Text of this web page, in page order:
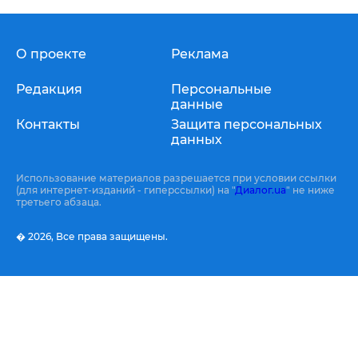
О проекте
Редакция
Контакты
Реклама
Персональные
данные
Защита персональных
данных
Использование материалов разрешается при условии ссылки
(для интернет-изданий - гиперссылки) на "Диалог.ua" не ниже
третьего абзаца.
� 2026, Все права защищены.